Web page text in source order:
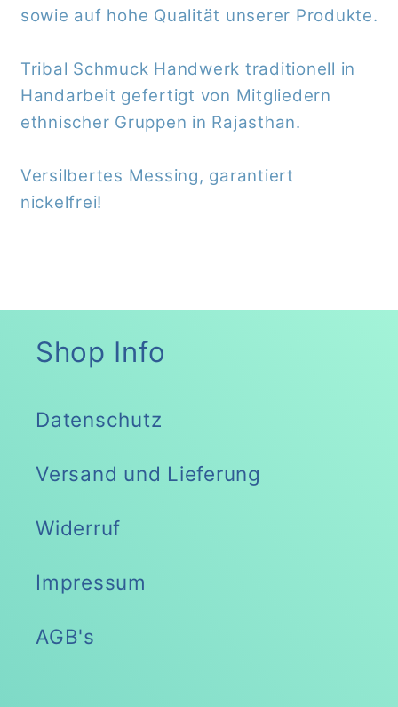
sowie auf hohe Qualität unserer Produkte.
Tribal Schmuck Handwerk traditionell in
Handarbeit gefertigt von Mitgliedern
ethnischer Gruppen in Rajasthan.
Versilbertes Messing, garantiert
nickelfrei!
Shop Info
Datenschutz
Versand und Lieferung
Widerruf
Impressum
AGB's